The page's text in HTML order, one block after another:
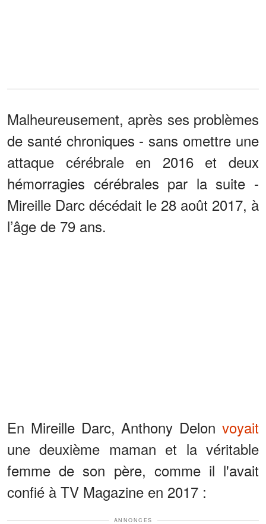
Malheureusement, après ses problèmes
de santé chroniques - sans omettre une
attaque cérébrale en 2016 et deux
hémorragies cérébrales par la suite -
Mireille Darc décédait le 28 août 2017, à
l’âge de 79 ans.
En Mireille Darc, Anthony Delon voyait
une deuxième maman et la véritable
femme de son père, comme il l'avait
confié à TV Magazine en 2017 :
ANNONCES